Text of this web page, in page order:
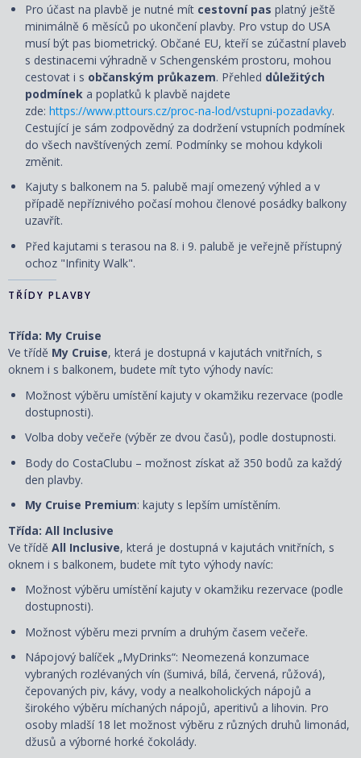
Pro účast na plavbě je nutné mít cestovní pas platný ještě
minimálně 6 měsíců po ukončení plavby. Pro vstup do USA
musí být pas biometrický. Občané EU, kteří se zúčastní plaveb
s destinacemi výhradně v Schengenském prostoru, mohou
cestovat i s občanským průkazem. Přehled důležitých
podmínek a poplatků k plavbě najdete
zde: https://www.pttours.cz/proc-na-lod/vstupni-pozadavky.
Cestující je sám zodpovědný za dodržení vstupních podmínek
do všech navštívených zemí. Podmínky se mohou kdykoli
změnit.
Kajuty s balkonem na 5. palubě mají omezený výhled a v
případě nepříznivého počasí mohou členové posádky balkony
uzavřít.
Před kajutami s terasou na 8. i 9. palubě je veřejně přístupný
ochoz "Infinity Walk".
TŘÍDY PLAVBY
Třída: My Cruise
Ve třídě My Cruise, která je dostupná v kajutách vnitřních, s
oknem i s balkonem, budete mít tyto výhody navíc:
Možnost výběru umístění kajuty v okamžiku rezervace (podle
dostupnosti).
Volba doby večeře (výběr ze dvou časů), podle dostupnosti.
Body do CostaClubu – možnost získat až 350 bodů za každý
den plavby.
My Cruise Premium: kajuty s lepším umístěním.
Třída: All Inclusive
Ve třídě All Inclusive, která je dostupná v kajutách vnitřních, s
oknem i s balkonem, budete mít tyto výhody navíc:
Možnost výběru umístění kajuty v okamžiku rezervace (podle
dostupnosti).
Možnost výběru mezi prvním a druhým časem večeře.
Nápojový balíček „MyDrinks“: Neomezená konzumace
vybraných rozlévaných vín (šumivá, bílá, červená, růžová),
čepovaných piv, kávy, vody a nealkoholických nápojů a
širokého výběru míchaných nápojů, aperitivů a lihovin. Pro
osoby mladší 18 let možnost výběru z různých druhů limonád,
džusů a výborné horké čokolády.